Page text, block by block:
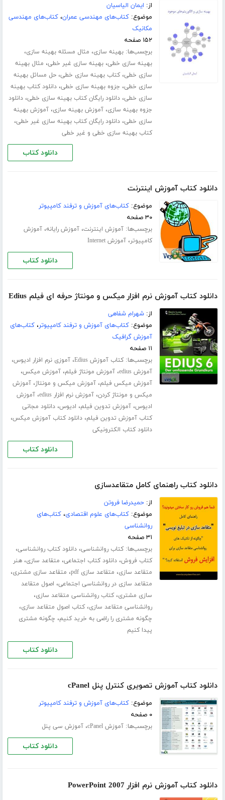
از: ایمان الیاسیان
موضوع:کتاب‌های مهندسی عمران،کتاب‌های مهندسی
مکانیک
۱۵۲ صفحه
برچسب‌ها:بهینه سازی، مثال مسئله بهینه سازی،
بهینه سازی خطی،بهینه سازی غیر خطی، مثال بهینه
سازی خطی،کتاب بهینه سازی خطی،حل مسائل بهینه
سازی خطی، جزوه بهینه سازی خطی،دانلود کتاب بهینه
سازی خطی،دانلود رایگان کتاب بهینه سازی خطی،دانلود
جزوه بهینه سازی،آموزش بهینه سازی،آموزش بهینه
سازی خطی،دانلود رایگان کتاب بهینه سازی غیر خطی،
کتاب بهینه سازی خطی و غیر خطی
دانلود کتاب
دانلود کتاب آموزش اینترنت
موضوع:کتاب‌های آموزش و ترفند کامپیوتر
۳۰ صفحه
برچسب‌ها:آموزش اینترنت،آموزش رایانه،آموزش
کامپیوتر،آموزش Internet
دانلود کتاب
دانلود کتاب آموزش نرم افزار میکس و مونتاژ حرفه ای فیلم Edius
از:شهرام شفاهی
موضوع:کتاب‌های آموزش و ترفند کامپیوتر،کتاب‌های
آموزش گرافیک
۱۱ صفحه
برچسب‌ها:کتاب آموزش Edius ،آموزی نرم افزار ادیوس،
آموزش edius ،آموزش مونتاژ فیلم،آموزش میکس،
آموزش میکس فیلم،آموزش میکس و مونتاژ،آموزش
میکس و مونتاژ کردن،آموزش نرم افزار edius ،آموزش
ادیوس،آموزش تدوین فیلم، ادیوس،دانلود مجانی
کتاب آموزش تدوین فیلم،دانلود کتاب آموزش میکس،
دانلود کتاب الکترونیکی
دانلود کتاب
دانلود کتاب راهنمای کامل متقاعدسازی
از:حمیدرضا فروتن
موضوع:کتاب‌های علوم اقتصادی،کتاب‌های
روانشناسی
۳۱ صفحه
برچسب‌ها:کتاب روانشناسی،دانلود کتاب روانشناسی،
کتاب فروش،دانلود کتاب اجتماعی، متقاعد سازی،هنر
متقاعد سازی، متقاعد سازی pdf ، متقاعد سازی مشتری،
متقاعد سازی در روانشناسی اجتماعی، اصول متقاعد
سازی مشتری،کتاب روانشناسی متقاعد سازی،
روانشناسی متقاعد سازی،کتاب اصول متقاعد سازی،
چگونه مشتری را راضی به خرید کنیم، چگونه مشتری
پیدا کنیم
دانلود کتاب
دانلود کتاب آموزش تصویری کنترل پنل cPanel
موضوع:کتاب‌های آموزش و ترفند کامپیوتر
۰ صفحه
برچسب‌ها:آموزش cPanel ،آموزش سی پنل
دانلود کتاب
دانلود کتاب آموزش نرم افزار PowerPoint 2007